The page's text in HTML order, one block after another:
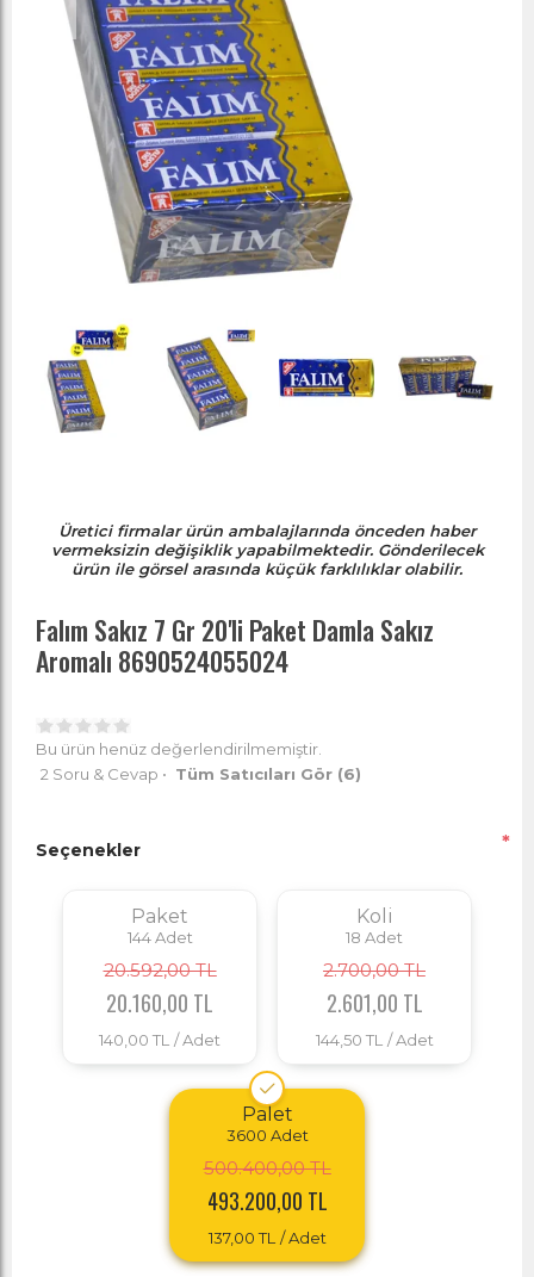
Üretici firmalar ürün ambalajlarında önceden haber
vermeksizin değişiklik yapabilmektedir. Gönderilecek
ürün ile görsel arasında küçük farklılıklar olabilir.
Falım Sakız 7 Gr 20'li Paket Damla Sakız
Aromalı 8690524055024
Bu ürün henüz değerlendirilmemiştir.
2 Soru & Cevap • Tüm Satıcıları Gör (6)
Seçenekler *
Paket
144 Adet
20.592,00 TL
20.160,00 TL
140,00 TL / Adet
Koli
18 Adet
2.700,00 TL
2.601,00 TL
144,50 TL / Adet
Palet
3600 Adet
500.400,00 TL
493.200,00 TL
137,00 TL / Adet